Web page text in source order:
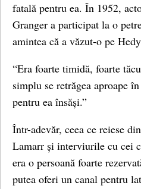
fatală pentru ea. În 1952,
Granger a participat la o
amintea că a văzut-o pe
“Era foarte timidă, foarte
simplu se retrăgea aproape
pentru ea însăși.”
Într-adevăr, ceea ce reiese
Lamarr și interviurile cu cei
era o persoană foarte
putea oferi un canal pentru